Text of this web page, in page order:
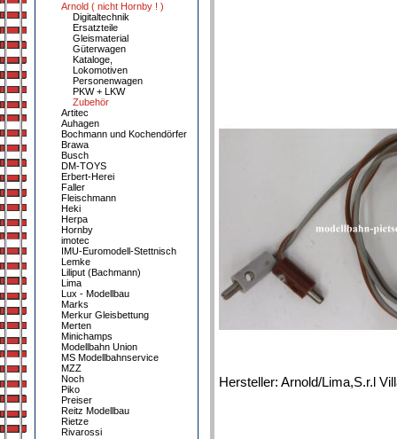
Arnold ( nicht Hornby ! )
Digitaltechnik
Ersatzteile
Gleismaterial
Güterwagen
Kataloge,
Lokomotiven
Personenwagen
PKW + LKW
Zubehör
Artitec
Auhagen
Bochmann und Kochendörfer
Brawa
Busch
DM-TOYS
Erbert-Herei
Faller
Fleischmann
Heki
Herpa
Hornby
imotec
IMU-Euromodell-Stettnisch
Lemke
Liliput (Bachmann)
Lima
Lux - Modellbau
Marks
Merkur Gleisbettung
Merten
Minichamps
Modellbahn Union
MS Modellbahnservice
MZZ
Noch
Piko
Preiser
Reitz Modellbau
Rietze
Rivarossi
Hersteller: Arnold/Lima,S.r.l